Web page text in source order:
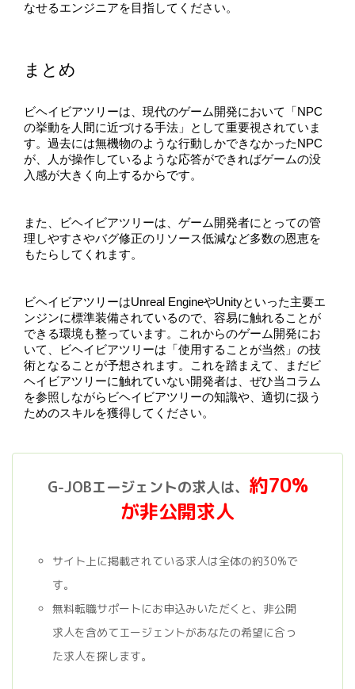
なせるエンジニアを目指してください。
まとめ
ビヘイビアツリーは、現代のゲーム開発において「NPC
の挙動を人間に近づける手法」として重要視されていま
す。過去には無機物のような行動しかできなかったNPC
が、人が操作しているような応答ができればゲームの没
入感が大きく向上するからです。
また、ビヘイビアツリーは、ゲーム開発者にとっての管
理しやすさやバグ修正のリソース低減など多数の恩恵を
もたらしてくれます。
ビヘイビアツリーはUnreal EngineやUnityといった主要エ
ンジンに標準装備されているので、容易に触れることが
できる環境も整っています。これからのゲーム開発にお
いて、ビヘイビアツリーは「使用することが当然」の技
術となることが予想されます。これを踏まえて、まだビ
ヘイビアツリーに触れていない開発者は、ぜひ当コラム
を参照しながらビヘイビアツリーの知識や、適切に扱う
ためのスキルを獲得してください。
G-JOBエージェントの求人は、 約70%
が非公開求人
サイト上に掲載されている求人は全体の約30%で
す。
無料転職サポートにお申込みいただくと、非公開
求人を含めてエージェントがあなたの希望に合っ
た求人を探します。